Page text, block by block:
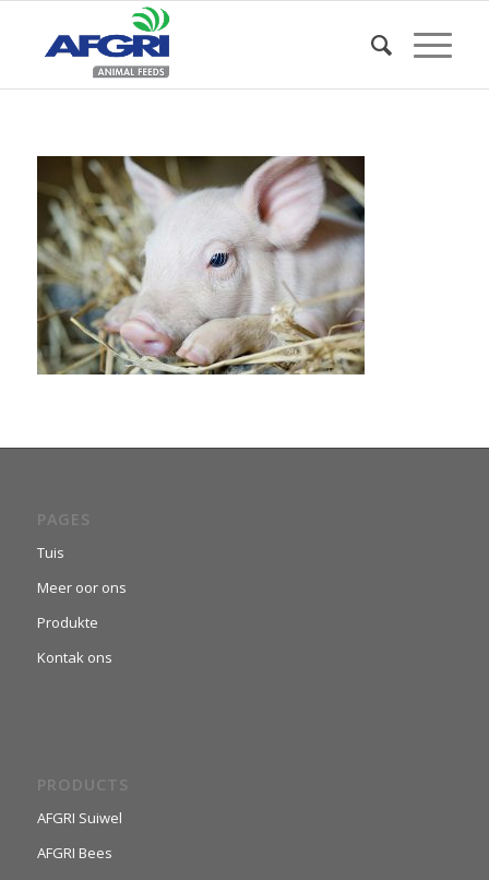
PAGES
Tuis
Meer oor ons
Produkte
Kontak ons
PRODUCTS
AFGRI Suiwel
AFGRI Bees